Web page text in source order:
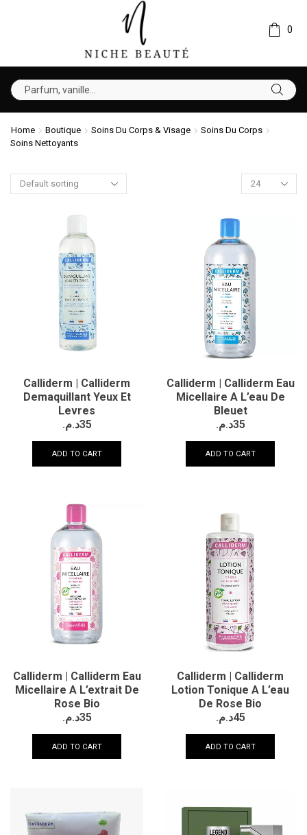
0
Home Boutique Soins Du Corps & Visage
Soins Du Corps
Soins Nettoyants
Calliderm | Calliderm
Demaquillant Yeux Et
Levres
35د.م.
ADD TO CART
Calliderm | Calliderm Eau
Micellaire A L’eau De
Bleuet
35د.م.
ADD TO CART
Calliderm | Calliderm Eau
Micellaire A L’extrait De
Rose Bio
35د.م.
ADD TO CART
Calliderm | Calliderm
Lotion Tonique A L’eau
De Rose Bio
45د.م.
ADD TO CART